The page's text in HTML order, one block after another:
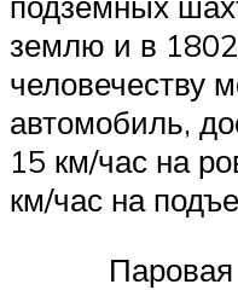
землю и в 1802
человечеству
автомобиль,
15 км/час на
км/час на